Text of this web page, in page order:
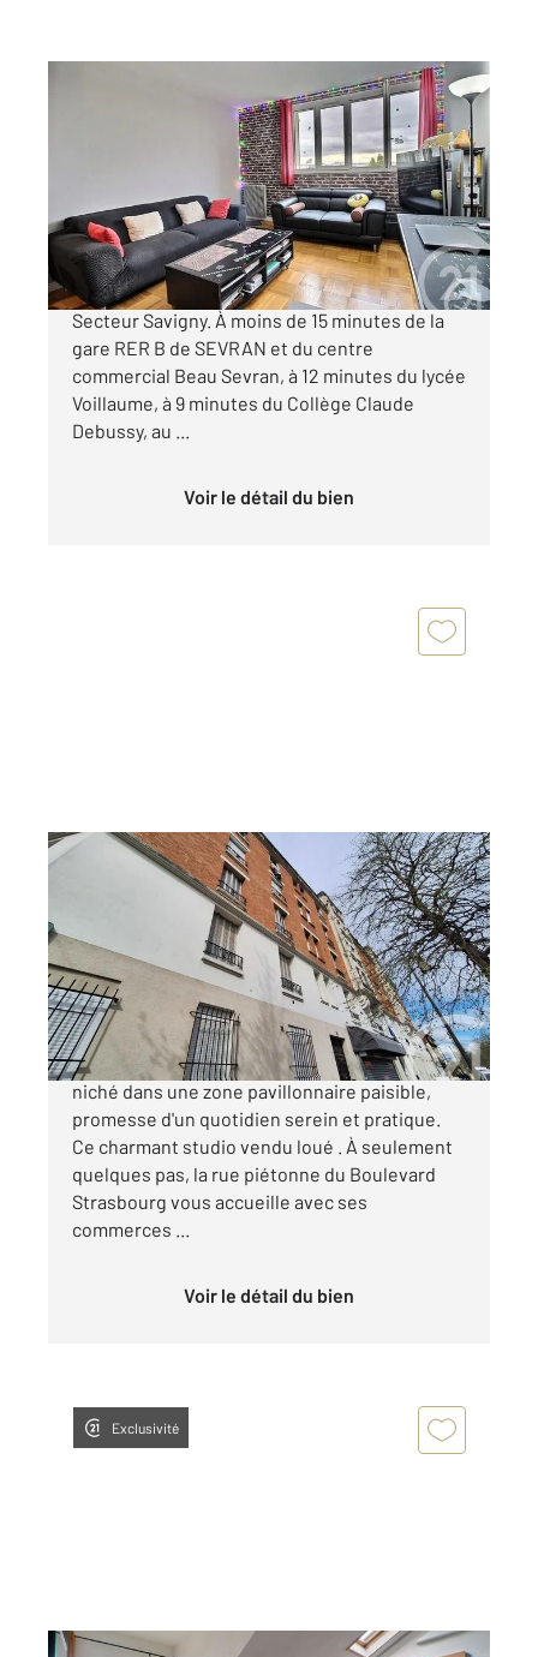
Appartement F2 à vendre
115 000 €
AULNAY SOUS BOIS - PROCHE LIGNE 16 ,
Secteur Savigny. À moins de 15 minutes de la
gare RER B de SEVRAN et du centre
commercial Beau Sevran, à 12 minutes du lycée
Voillaume, à 9 minutes du Collège Claude
Debussy, au ...
Voir le détail du bien
AULNAY SOUS BOIS 93
, 1 pièce
Appartement F1 à vendre
72 000 €
Découvrez votre futur à Aulnay sous Bois,
niché dans une zone pavillonnaire paisible,
promesse d'un quotidien serein et pratique.
Ce charmant studio vendu loué . À seulement
quelques pas, la rue piétonne du Boulevard
Strasbourg vous accueille avec ses
commerces ...
Voir le détail du bien
Exclusivité